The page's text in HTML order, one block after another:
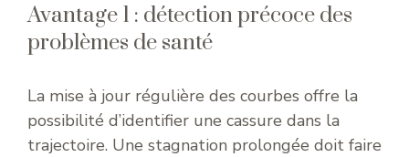
Avantage 1 : détection précoce des
problèmes de santé
La mise à jour régulière des courbes offre la
possibilité d’identifier une cassure dans la
trajectoire. Une stagnation prolongée doit faire